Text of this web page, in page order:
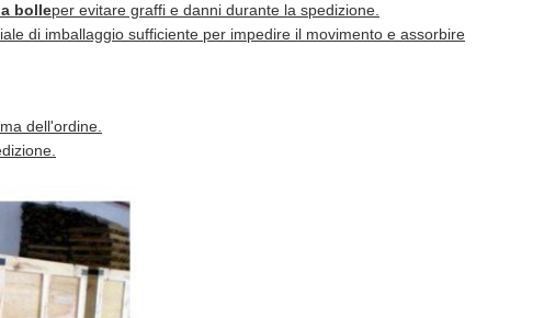
bolleper evitare graffi e danni durante la spedizione.
di imballaggio sufficiente per impedire il movimento e assorbire
dell'ordine.